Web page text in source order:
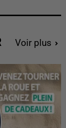
Voir plus